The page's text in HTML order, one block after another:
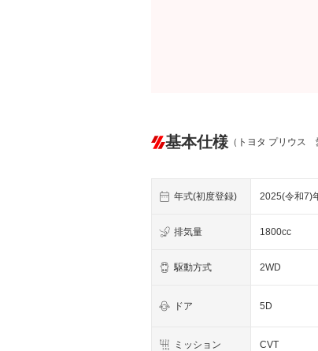
基本仕様 （トヨタ プリウス
年式(初度登録) 2025(令和7)
排気量 1800cc
駆動方式 2WD
ドア 5D
ミッション CVT